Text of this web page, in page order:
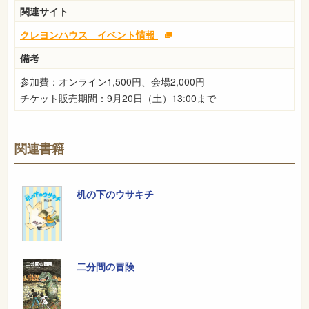
関連サイト
クレヨンハウス イベント情報
備考
参加費：オンライン1,500円、会場2,000円
チケット販売期間：9月20日（土）13:00まで
関連書籍
机の下のウサキチ
二分間の冒険